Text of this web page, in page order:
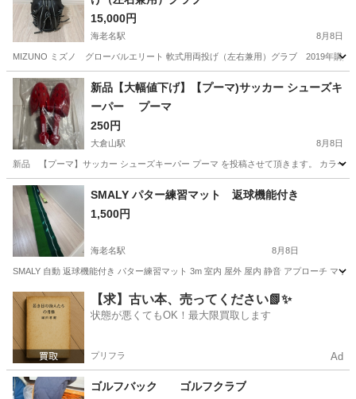
15,000円
海老名駅 8月8日
MIZUNO ミズノ グローバルエリート 軟式用両投げ（左右兼用）グラブ 2019年購入
神奈川 海老名市 海老名駅 野球
新品【大幅値下げ】【プーマ)サッカー シューズキ
ーパー プーマ
250円
大倉山駅 8月8日
新品 【プーマ】サッカー シューズキーパー プーマ を投稿させて頂きます。 カラー
神奈川 横浜市 大倉山駅 サッカー プーマ
SMALY パター練習マット 返球機能付き
1,500円
海老名駅 8月8日
SMALY 自動 返球機能付き パター練習マット 3m 室内 屋外 屋内 静音 アプローチ マ
神奈川 海老名市 海老名駅 ゴルフ マット
【求】古い本、売ってください📗✨
状態が悪くてもOK！最大限買取します
プリフラ Ad
ゴルフバック ゴルフクラブ